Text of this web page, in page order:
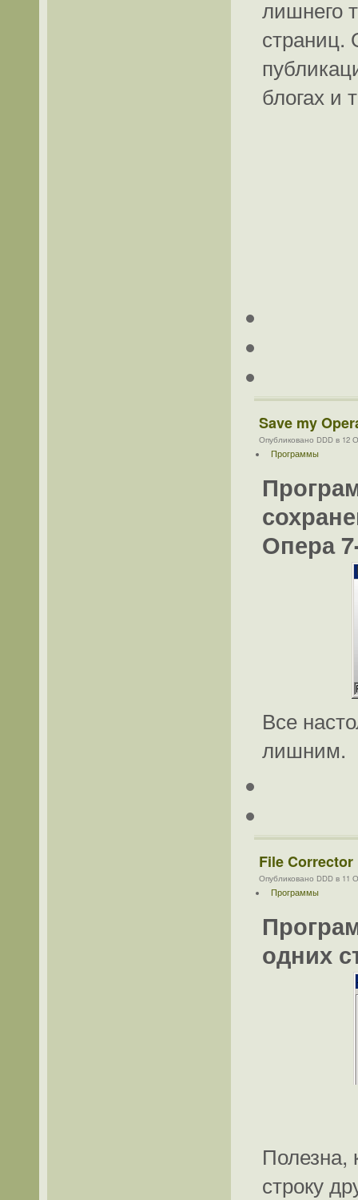
лишнего
страниц.
блогах и
Save my
Опубликовано DDD в 12
Программы
Опера
Все
лишним.
File Corrector
Опубликовано DDD в 11
Программы
одних
Полезна,
строку